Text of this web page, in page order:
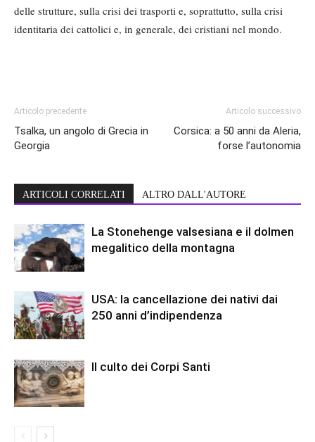
delle strutture, sulla crisi dei trasporti e, soprattutto, sulla crisi
identitaria dei cattolici e, in generale, dei cristiani nel mondo.
Articolo precedente
Tsalka, un angolo di Grecia in
Georgia
Articolo successivo
Corsica: a 50 anni da Aleria,
forse l’autonomia
ARTICOLI CORRELATI ALTRO DALL'AUTORE
La Stonehenge valsesiana e il dolmen
megalitico della montagna
USA: la cancellazione dei nativi dai
250 anni d’indipendenza
Il culto dei Corpi Santi